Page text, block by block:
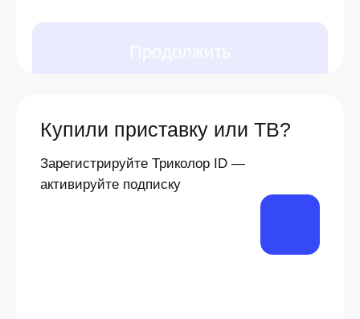
Купили приставку или ТВ?
Зарегистрируйте Триколор ID —
активируйте подписку